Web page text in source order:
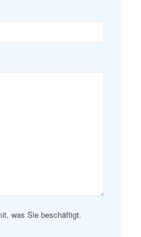
was Sie beschäftigt.